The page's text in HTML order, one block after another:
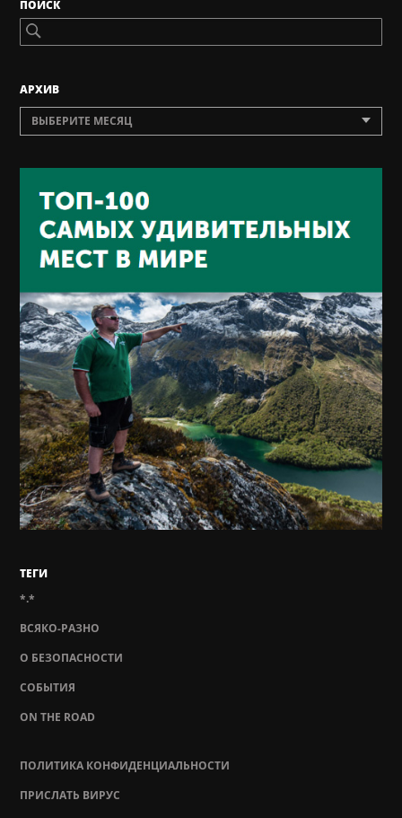
ПОИСК
AРХИВ
ВЫБЕРИТЕ МЕСЯЦ
ТЕГИ
*.*
ВСЯКО-РАЗНО
О БЕЗОПАСНОСТИ
СОБЫТИЯ
ON THE ROAD
ПОЛИТИКА КОНФИДЕНЦИАЛЬНОСТИ
ПРИСЛАТЬ ВИРУС